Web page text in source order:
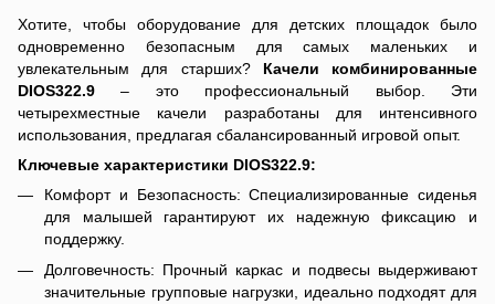
Хотите, чтобы оборудование для детских площадок было
одновременно безопасным для самых маленьких и
увлекательным для старших? Качели комбинированные
DIOS322.9 – это профессиональный выбор. Эти
четырехместные качели разработаны для интенсивного
использования, предлагая сбалансированный игровой опыт.
Ключевые характеристики DIOS322.9:
Комфорт и Безопасность: Специализированные сиденья
для малышей гарантируют их надежную фиксацию и
поддержку.
Долговечность: Прочный каркас и подвесы выдерживают
значительные групповые нагрузки, идеально подходят для